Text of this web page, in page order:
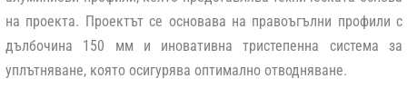
на проекта. Проектът се основава на правоъгълни профили с
дълбочина 150 мм и иновативна тристепенна система за
уплътняване, която осигурява оптимално отводняване.